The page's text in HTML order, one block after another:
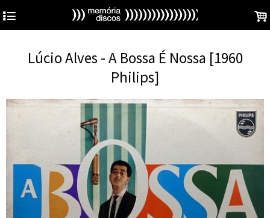
4 .
Lúcio Alves - A Bossa É Nossa [1960
Philips]